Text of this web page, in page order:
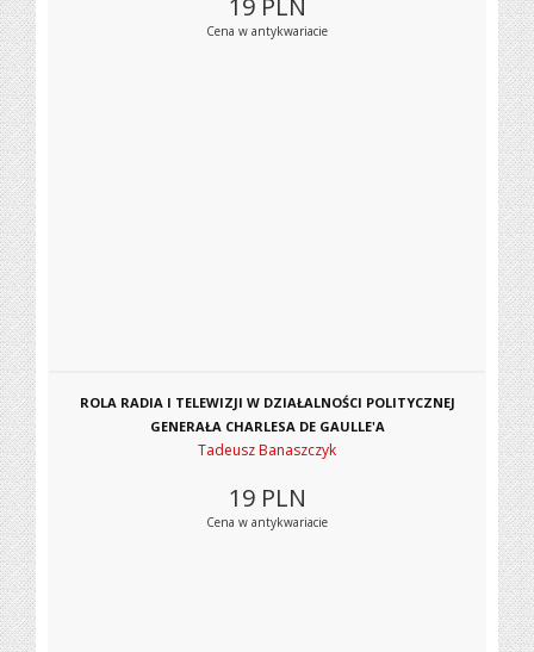
19 PLN
Cena w antykwariacie
ROLA RADIA I TELEWIZJI W DZIAŁALNOŚCI POLITYCZNEJ
GENERAŁA CHARLESA DE GAULLE'A
Tadeusz Banaszczyk
19 PLN
Cena w antykwariacie